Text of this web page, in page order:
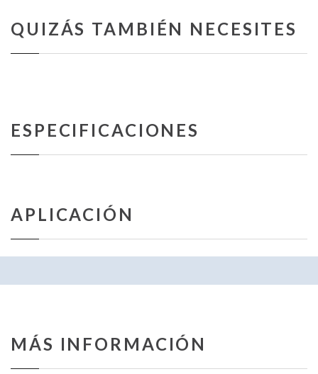
QUIZÁS TAMBIÉN NECESITES
ESPECIFICACIONES
APLICACIÓN
MÁS INFORMACIÓN